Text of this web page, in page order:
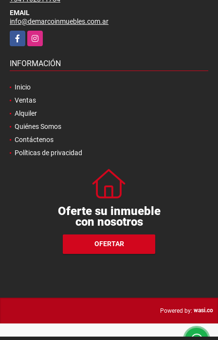
EMAIL
info@demarcoinmuebles.com.ar
FacebookInstagram
INFORMACIÓN
Inicio
Ventas
Alquiler
Quiénes Somos
Contáctenos
Políticas de privacidad
Oferte su inmueble
con nosotros
OFERTAR
Powered by: wasi.co